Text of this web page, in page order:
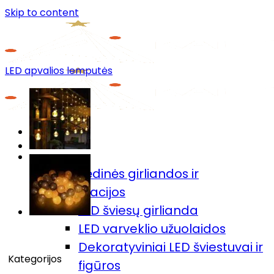
Skip to content
Menu
Prekių katalogas
🎄Kalėdinės girliandos ir
dekoracijos
LED šviesų girlianda
LED varveklio užuolaidos
Dekoratyviniai LED šviestuvai ir
figūros
LED apvalios lemputės
Kategorijos